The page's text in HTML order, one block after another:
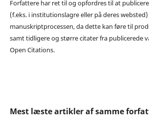
Forfattere har ret til og opfordres til at
(f.eks. i institutionslagre eller på deres
manuskriptprocessen, da dette kan føre til
samt tidligere og større citater fra publicerede
Open Citations.
Mest læste artikler af samme